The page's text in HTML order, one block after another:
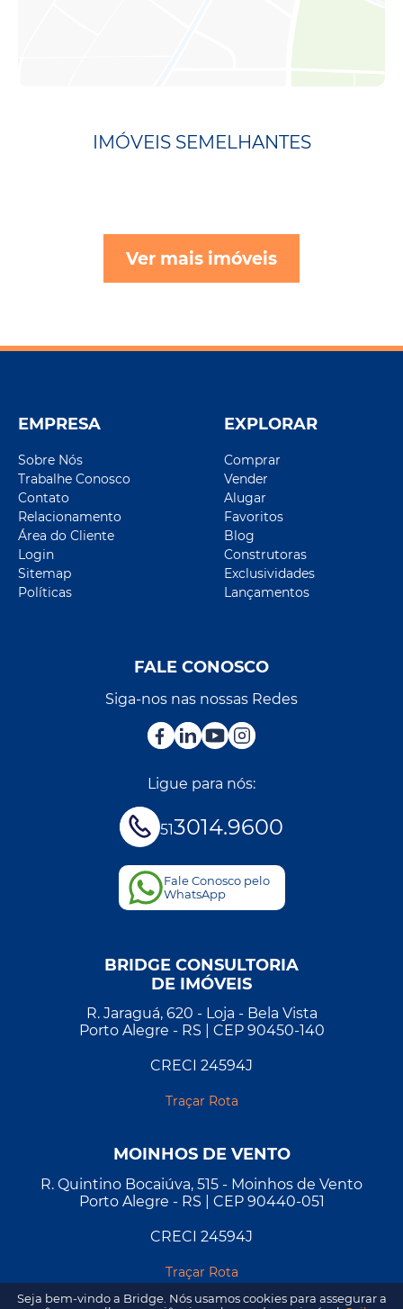
IMÓVEIS SEMELHANTES
Ver mais imóveis
EMPRESA
Sobre Nós
Trabalhe Conosco
Contato
Relacionamento
Área do Cliente
Login
Sitemap
Políticas
EXPLORAR
Comprar
Vender
Alugar
Favoritos
Blog
Construtoras
Exclusividades
Lançamentos
FALE CONOSCO
Siga-nos nas nossas Redes
Ligue para nós:
513014.9600
Fale Conosco pelo
WhatsApp
BRIDGE CONSULTORIA
DE IMÓVEIS
R. Jaraguá, 620 - Loja - Bela Vista
Porto Alegre - RS | CEP 90450-140
CRECI 24594J
Traçar Rota
MOINHOS DE VENTO
R. Quintino Bocaiúva, 515 - Moinhos de Vento
Porto Alegre - RS | CEP 90440-051
CRECI 24594J
Traçar Rota
Seja bem-vindo a Bridge. Nós usamos cookies para assegurar a